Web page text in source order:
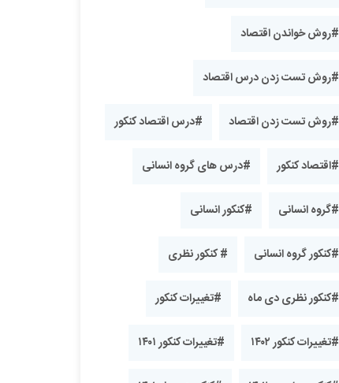
#روش خواندن اقتصاد
#روش تست زدن درس اقتصاد
#روش تست زدن اقتصاد #درس اقتصاد کنکور
#اقتصاد کنکور #درس های گروه انسانی
#گروه انسانی #کنکور انسانی
#کنکور گروه انسانی # کنکور نظری
#کنکور نظری دی ماه #تغییرات کنکور
#تغییرات کنکور ۱۴۰۲ #تغییرات کنکور ۱۴۰۱